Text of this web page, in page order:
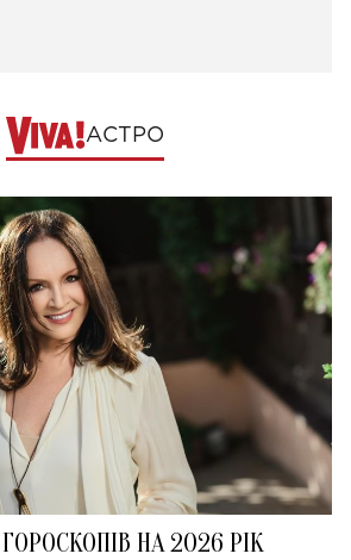
АСТРО
НА 2026 РІК